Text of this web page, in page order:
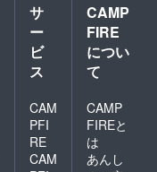
サ
ー
ビ
ス
CAM
PFI
RE
CAM
CAMP
FIRE
につい
て
CAMP
FIREと
は
あんし